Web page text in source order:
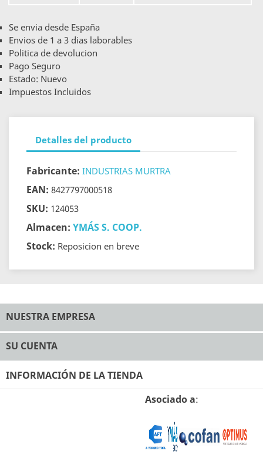
Se envia desde España
Envios de 1 a 3 dias laborables
Politica de devolucion
Pago Seguro
Estado: Nuevo
Impuestos Incluidos
Detalles del producto
Fabricante: INDUSTRIAS MURTRA
EAN: 8427797000518
SKU: 124053
Almacen: YMÁS S. COOP.
Stock: Reposicion en breve
NUESTRA EMPRESA
SU CUENTA
INFORMACIÓN DE LA TIENDA
Asociado a: